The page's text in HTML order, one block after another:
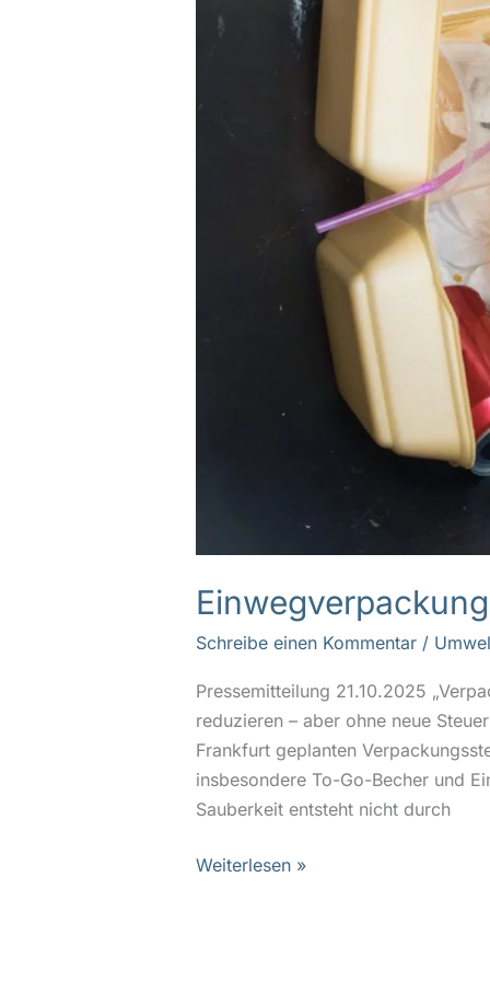
Schreibe einen Kommentar /
Pressemitteilung 21.10.2025
reduzieren – aber ohne neue
Frankfurt geplanten
insbesondere To-Go-Becher und
Sauberkeit entsteht nicht durch
Weiterlesen »